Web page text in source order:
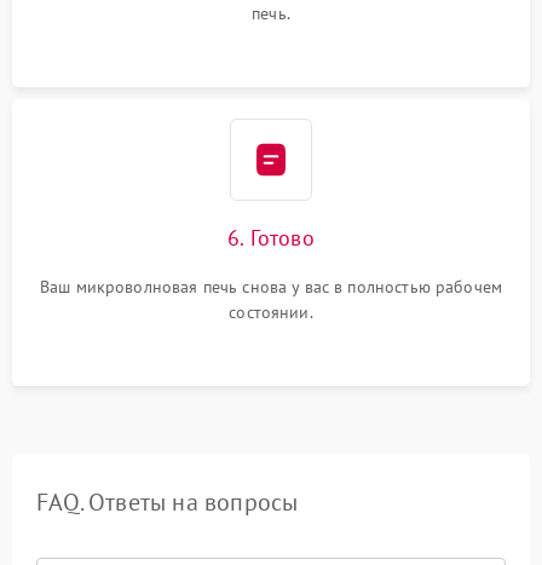
печь.
6. Готово
Ваш микроволновая печь снова у вас в полностью рабочем
состоянии.
FAQ. Ответы на вопросы